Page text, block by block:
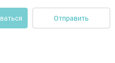
Отправить